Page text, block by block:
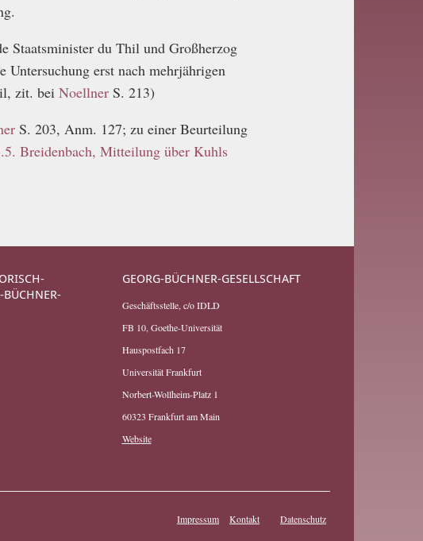
Staatsminister du Thil und Großherzog
erst nach mehrjährigen
zit. bei Noellner S. 213)
S. 203, Anm. 127; zu einer Beurteilung
Breidenbach, Mitteilung über Kuhls
BÜCHNER-
GEORG-BÜCHNER-GESELLSCHAFT
Geschäftsstelle, c/o IDLD
FB 10, Goethe-Universität
Hauspostfach 17
Universität Frankfurt
Norbert-Wollheim-Platz 1
60323 Frankfurt am Main
Website
Impressum Kontakt Datenschutz